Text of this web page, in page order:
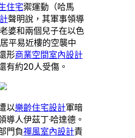
住宅禦運動（哈馬
聲明說，其軍事領導
婆和兩個兒子在以色
平易近樓的空襲中
形商業空間室內設計
有約20人受傷。
以樂齡住宅設計軍暗
人伊茲丁·哈達德。
門負禪風室內設計責